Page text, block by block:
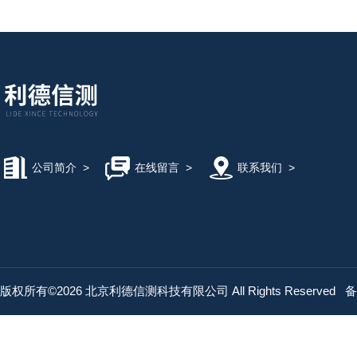
公司简介 > 在线留言> 联系我们 >
版权所有©2026 北京利德信测科技有限公司 All Rights Reserved